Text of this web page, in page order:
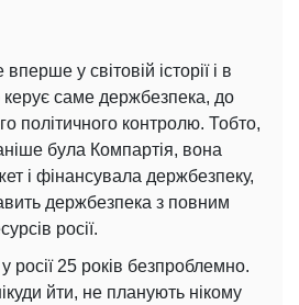
у світовій історії і в
керує саме держбезпека, до
політичного контролю. Тобто,
була Компартія, вона
і фінансувала держбезпеку,
держбезпека з повним
росії.
25 років безпроблемно.
йти, не планують нікому